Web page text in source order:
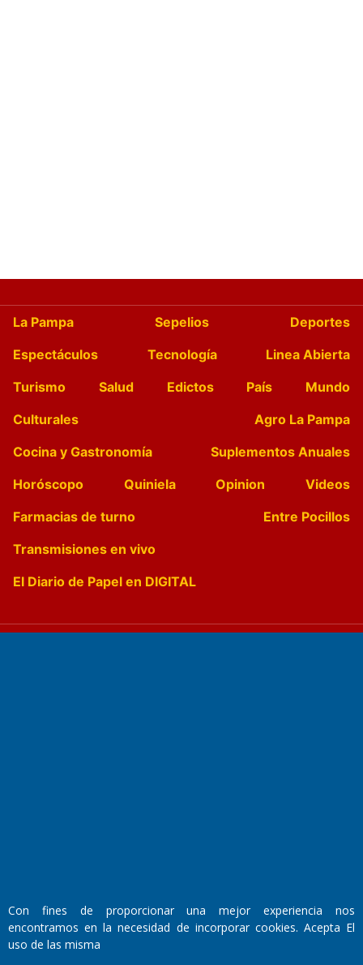
La Pampa Sepelios
Deportes
Espectáculos
Tecnología
Linea Abierta
Turismo
Salud Edictos País
Mundo
Culturales
Agro La Pampa
Cocina y Gastronomía
Suplementos Anuales
Horóscopo
Quiniela Opinion
Videos
Farmacias de turno
Entre Pocillos
Transmisiones en vivo
El Diario de Papel en DIGITAL
Walter René Goñi
Con fines de proporcionar una mejor experiencia nos
encontramos en la necesidad de incorporar cookies. Acepta El
uso de las misma